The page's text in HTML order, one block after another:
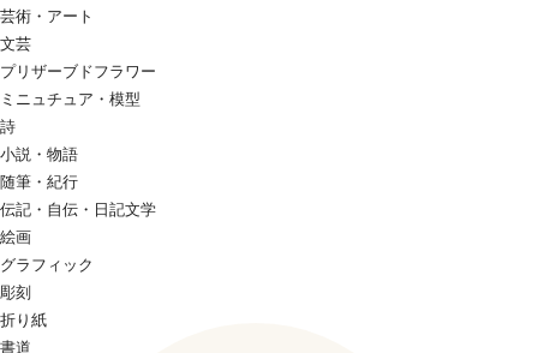
芸術・アート
文芸
プリザーブドフラワー
ミニュチュア・模型
詩
小説・物語
随筆・紀行
伝記・自伝・日記文学
絵画
グラフィック
彫刻
折り紙
書道